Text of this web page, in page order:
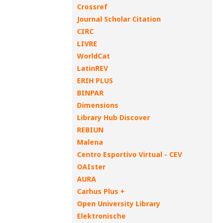
Crossref
Journal Scholar Citation
CIRC
LIVRE
WorldCat
LatinREV
ERIH PLUS
BINPAR
Dimensions
Library Hub Discover
REBIUN
Malena
Centro Esportivo Virtual - CEV
OAIster
AURA
Carhus Plus +
Open University Library
Elektronische